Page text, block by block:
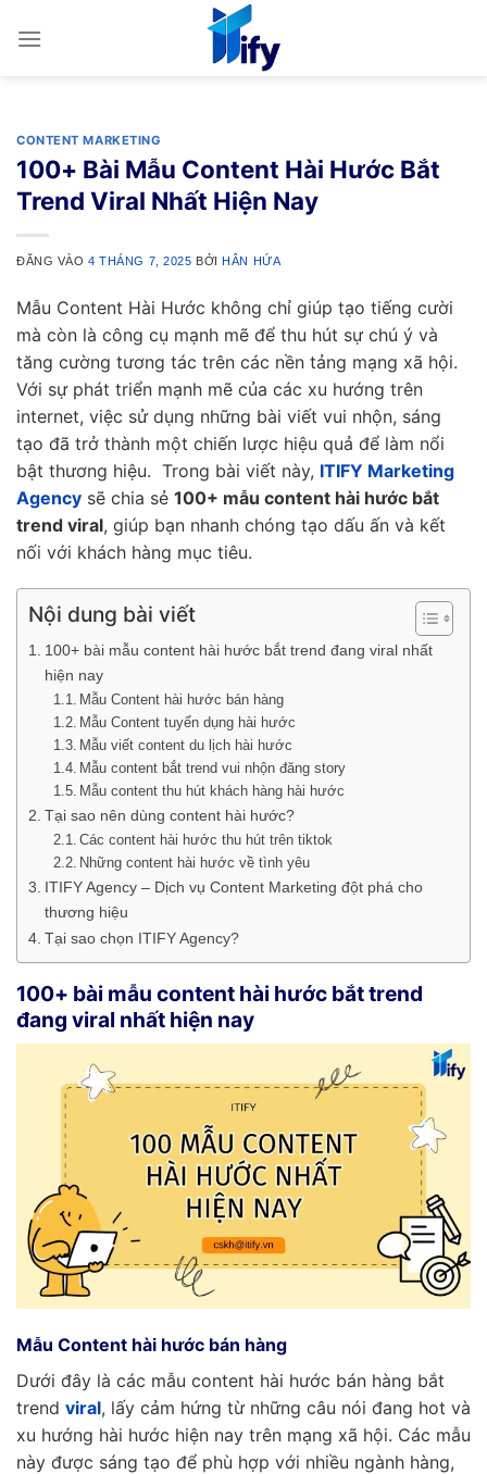
qua
CONTENT MARKETING
100+ Bài Mẫu Content Hài Hước Bắt
Trend Viral Nhất Hiện Nay
ĐĂNG VÀO4 THÁNG 7, 2025 BỞIHÂN HỨA
Mẫu Content Hài Hước không chỉ giúp tạo tiếng cười
mà còn là công cụ mạnh mẽ để thu hút sự chú ý và
tăng cường tương tác trên các nền tảng mạng xã hội.
Với sự phát triển mạnh mẽ của các xu hướng trên
internet, việc sử dụng những bài viết vui nhộn, sáng
tạo đã trở thành một chiến lược hiệu quả để làm nổi
bật thương hiệu. Trong bài viết này, ITIFY Marketing
Agency sẽ chia sẻ 100+ mẫu content hài hước bắt
trend viral, giúp bạn nhanh chóng tạo dấu ấn và kết
nối với khách hàng mục tiêu.
Nội dung bài viết
100+ bài mẫu content hài hước bắt trend đang viral nhất
hiện nay
Mẫu Content hài hước bán hàng
Mẫu Content tuyển dụng hài hước
Mẫu viết content du lịch hài hước
Mẫu content bắt trend vui nhộn đăng story
Mẫu content thu hút khách hàng hài hước
Tại sao nên dùng content hài hước?
Các content hài hước thu hút trên tiktok
Những content hài hước về tình yêu
ITIFY Agency – Dịch vụ Content Marketing đột phá cho
thương hiệu
Tại sao chọn ITIFY Agency?
100+ bài mẫu content hài hước bắt trend
đang viral nhất hiện nay
Mẫu Content hài hước bán hàng
Dưới đây là các mẫu content hài hước bán hàng bắt
trend viral, lấy cảm hứng từ những câu nói đang hot và
xu hướng hài hước hiện nay trên mạng xã hội. Các mẫu
này được sáng tạo để phù hợp với nhiều ngành hàng,